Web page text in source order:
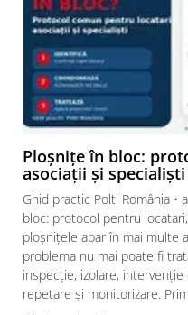
Ploșnițe în bloc:
asociații și specialiști
Ghid practic Polti România •
bloc: protocol pentru
ploșnițele apar în mai multe
problema nu mai poate fi
inspecție, izolare,
repetare și monitorizare.